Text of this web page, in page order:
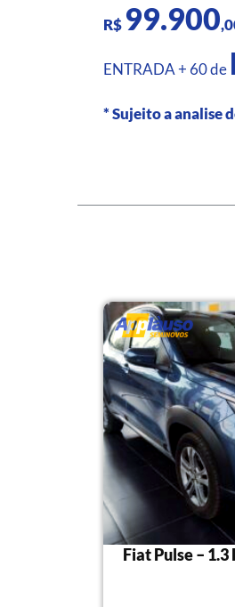
R$ 99.900
ENTRADA + 60 de
* Sujeito a analise
Fiat Pulse – 1.3